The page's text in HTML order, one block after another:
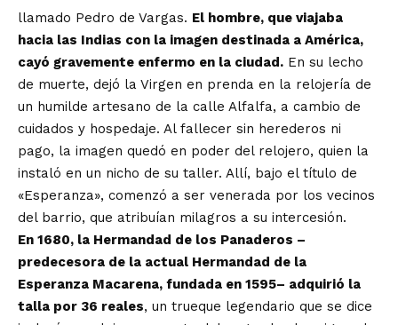
llamado Pedro de Vargas. El hombre, que viajaba
hacia las Indias con la imagen destinada a América,
cayó gravemente enfermo en la ciudad. En su lecho
de muerte, dejó la Virgen en prenda en la relojería de
un humilde artesano de la calle Alfalfa, a cambio de
cuidados y hospedaje. Al fallecer sin herederos ni
pago, la imagen quedó en poder del relojero, quien la
instaló en un nicho de su taller. Allí, bajo el título de
«Esperanza», comenzó a ser venerada por los vecinos
del barrio, que atribuían milagros a su intercesión.
En 1680, la Hermandad de los Panaderos –
predecesora de la actual Hermandad de la
Esperanza Macarena, fundada en 1595– adquirió la
talla por 36 reales, un trueque legendario que se dice